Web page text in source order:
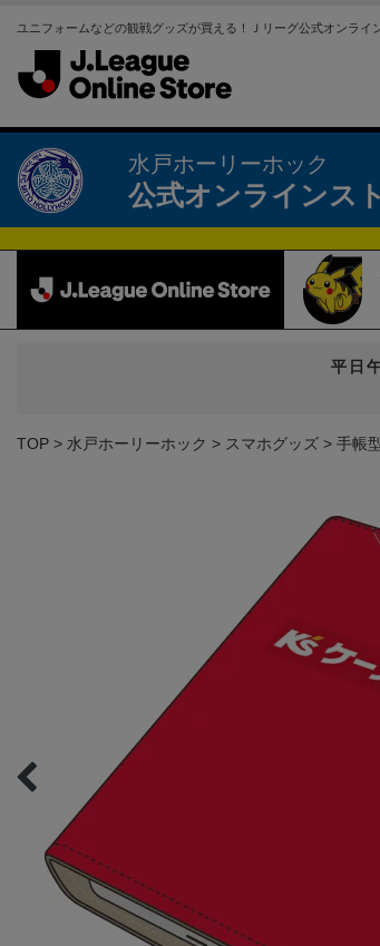
ユニフォームなどの観戦グッズが買える！Ｊリーグ公式オンライ
水戸ホーリーホック
公式オンラインス
平日
TOP 水戸ホーリーホック スマホグッズ 手帳